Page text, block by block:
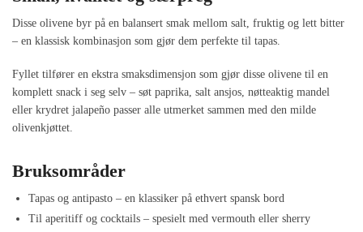
Disse olivene byr på en balansert smak mellom salt, fruktig og lett bitter
– en klassisk kombinasjon som gjør dem perfekte til tapas.
Fyllet tilfører en ekstra smaksdimensjon som gjør disse olivene til en
komplett snack i seg selv – søt paprika, salt ansjos, nøtteaktig mandel
eller krydret jalapeño passer alle utmerket sammen med den milde
olivenkjøttet.
Bruksområder
Tapas og antipasto – en klassiker på ethvert spansk bord
Til aperitiff og cocktails – spesielt med vermouth eller sherry